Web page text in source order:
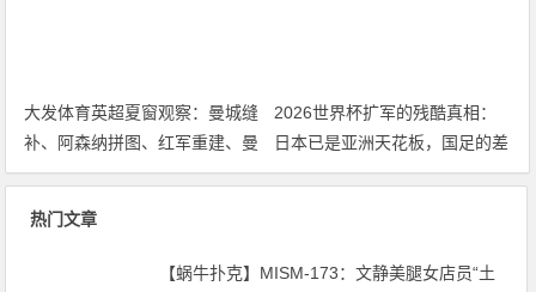
大发体育英超夏窗观察：曼城缝
补、阿森纳拼图、红军重建、曼
联破局——新赛季乱战才刚开始
2026世界杯扩军的残酷真相：
日本已是亚洲天花板，国足的差
距远不止几个名额
热门文章
【蜗牛扑克】MISM-173：文静美腿女店员“土